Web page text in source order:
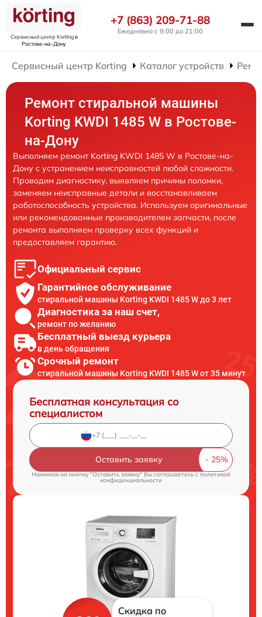
Сервисный центр Kortingв
Ростове-на-Дону
+7 (863) 209-71-88
Ежедневно с 9:00 до 21:00
Сервисный центр Korting Каталог устройств
Ремонт стиральной машины
Korting KWDI 1485 W в Ростове-
на-Дону
Выполняем ремонт Korting KWDI 1485 W в Ростове-на-
Дону с устранением неисправностей любой сложности.
Проводим диагностику, выявляем причины поломки,
заменяем неисправные детали и восстанавливаем
работоспособность устройства. Используем оригинальные
или рекомендованные производителем запчасти, после
ремонта выполняем проверку всех функций и
предоставляем гарантию.
Официальный сервис
Гарантийное обслуживание
стиральной машины Korting KWDI 1485 W до 3 лет
Диагностика за наш счет,
ремонт по желанию
Бесплатный выезд курьера
в день обращения
Срочный ремонт
стиральной машины Korting KWDI 1485 W от 35 минут
Бесплатная консультация со
специалистом
Оставить заявку
Нажимая на кнопку "Оставить заявку" Вы соглашаетесь cполитикой
конфиденциальности
Скидка по